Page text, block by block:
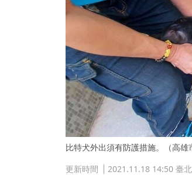
比特犬外出須有防護措施。（高雄
更新時間
2021.11.18 14:50 臺